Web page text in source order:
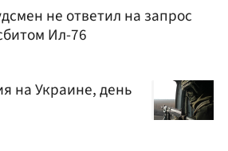
не ответил на запрос
Ил-76
на Украине, день